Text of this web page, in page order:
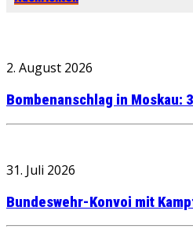
2. August 2026
Bombenanschlag in Moskau:
31. Juli 2026
Bundeswehr-Konvoi mit